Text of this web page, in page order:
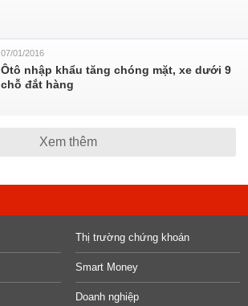
07/01/2016
Ôtô nhập khẩu tăng chóng mặt, xe dưới 9
chỗ đắt hàng
Xem thêm
Thị trường chứng khoán
Smart Money
Doanh nghiệp